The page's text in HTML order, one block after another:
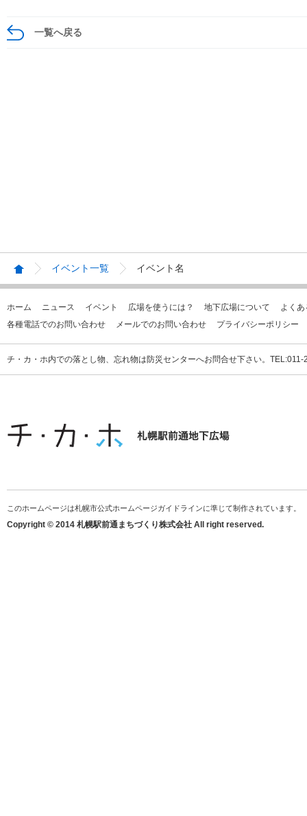
一覧へ戻る
イベント一覧 イベント名
ホーム ニュース イベント 広場を使うには？ 地下広場について
よく
各種電話でのお問い合わせ
メールでのお問い合わせ プライバシーポリシー
チ・カ・ホ内での落とし物、忘れ物は防災センターへお問合せ下さい。
このホームページは札幌市公式ホームページガイドラインに準じて制作されています。
Copyright © 2014 札幌駅前通まちづくり株式会社 All right reserved.